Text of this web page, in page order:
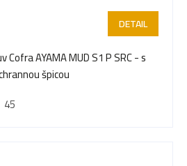
DETAIL
Cofra AYAMA MUD S1 P SRC - s
špicou
45